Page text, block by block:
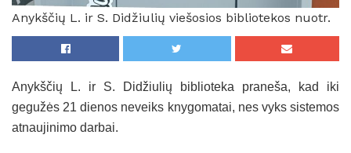
Anykščių L. ir S. Didžiulių viešosios bibliotekos nuotr.
Anykščių L. ir S. Didžiulių biblioteka praneša, kad iki
gegužės 21 dienos neveiks knygomatai, nes vyks sistemos
atnaujinimo darbai.